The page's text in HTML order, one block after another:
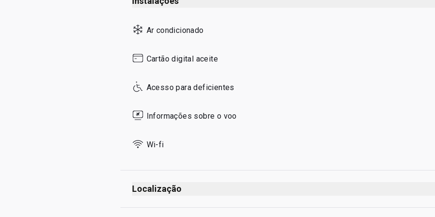
Ar condicionado
Cartão digital aceite
Acesso para deficientes
Informações sobre o voo
Wi-fi
Localização